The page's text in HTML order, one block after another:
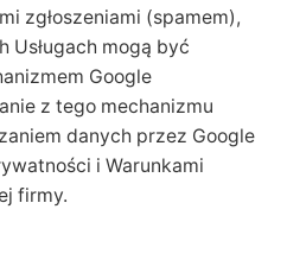
zgłoszeniami (spamem),
Usługach mogą być
Google
z tego mechanizmu
danych przez Google
i Warunkami
firmy.